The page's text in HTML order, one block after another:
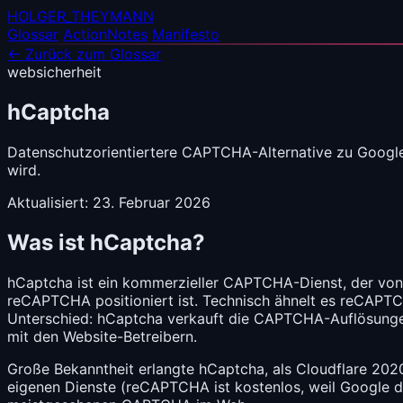
HOLGER_THEYMANN
Glossar ActionNotes Manifesto
← Zurück zum Glossar
websicherheit
hCaptcha
Datenschutzorientiertere CAPTCHA-Alternative zu
wird.
Aktualisiert: 23. Februar 2026
Was ist hCaptcha?
hCaptcha ist ein kommerzieller CAPTCHA-Dienst, der
reCAPTCHA positioniert ist. Technisch ähnelt es
Unterschied: hCaptcha verkauft die CAPTCHA-
mit den Website-Betreibern.
Große Bekanntheit erlangte hCaptcha, als Cloudflare
eigenen Dienste (reCAPTCHA ist kostenlos, weil